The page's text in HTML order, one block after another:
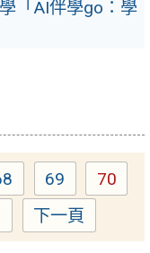
「AI伴學go：學
Page Page
69 Page
70
下一頁